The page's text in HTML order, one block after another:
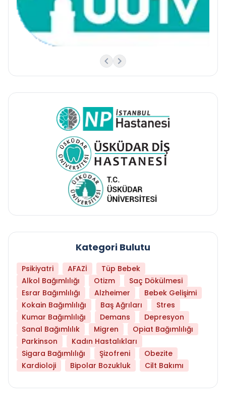
Kategori Bulutu
Psikiyatri AFAZİ
Tüp Bebek
Alkol Bağımlılığı
Otizm
Saç Dökülmesi
Esrar Bağımlılığı
Alzheimer
Bebek Gelişimi
Kokain Bağımlılığı
Baş Ağrıları
Stres
Kumar Bağımlılığı
Demans
Depresyon
Sanal Bağımlılık
Migren
Opiat Bağımlılığı
Parkinson
Kadın Hastalıkları
Sigara Bağımlılığı
Şizofreni
Obezite
Kardioloji
Bipolar Bozukluk Cilt Bakımı